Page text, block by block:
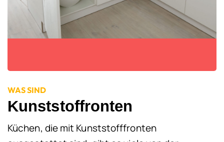
WAS SIND
Kunststoffronten
Küchen, die mit Kunststofffronten